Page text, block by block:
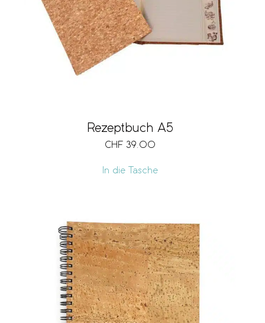
Rezeptbuch A5
CHF 39.00
In die Tasche